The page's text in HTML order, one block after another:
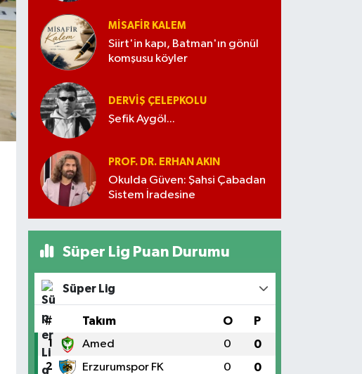
MISAFIR KALEM
Siirt'in kapı, Batman'ın gönül
komşusu köyler
DERVIŞ ÇELEPKOLU
Şefik Aygöl...
PROF. DR. ERHAN AKIN
Okulda Güven: Şahsi Çabadan
Sistem İradesine
Süper Lig Puan Durumu
Süper Lig
# Takım O P
1 Amed 0 0
2 Erzurumspor FK 0 0